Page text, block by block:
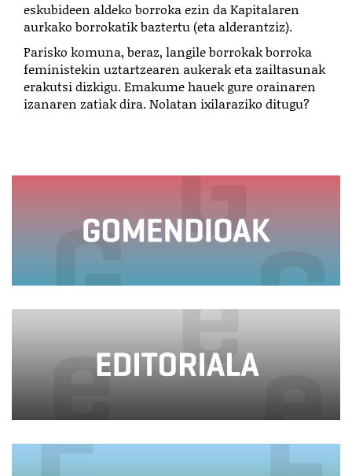
eskubideen aldeko borroka ezin da Kapitalaren
aurkako borrokatik baztertu (eta alderantziz).
Parisko komuna, beraz, langile borrokak borroka
feministekin uztartzearen aukerak eta zailtasunak
erakutsi dizkigu. Emakume hauek gure orainaren
izanaren zatiak dira. Nolatan ixilaraziko ditugu?